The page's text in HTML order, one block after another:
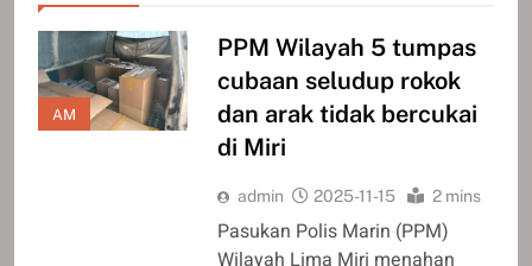
AM
PPM Wilayah 5 tumpas
cubaan seludup rokok
dan arak tidak bercukai
di Miri
admin 2025-11-15 2 mins
Pasukan Polis Marin (PPM)